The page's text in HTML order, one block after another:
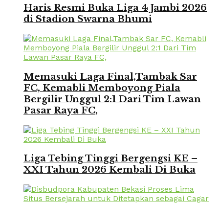
Haris Resmi Buka Liga 4 Jambi 2026
di Stadion Swarna Bhumi
Memasuki Laga Final,Tambak Sar
FC, Kemabli Memboyong Piala
Bergilir Unggul 2:1 Dari Tim Lawan
Pasar Raya FC,
Liga Tebing Tinggi Bergengsi KE –
XXI Tahun 2026 Kembali Di Buka